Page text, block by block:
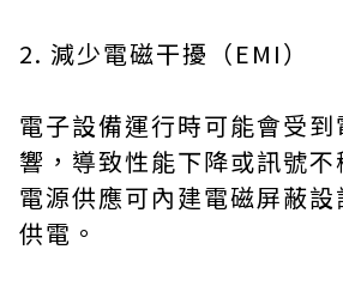
2. 減少電磁干擾（EMI）
電子設備運行時可能會受
響，導致性能下降或訊號
電源供應可內建電磁屏蔽
供電。